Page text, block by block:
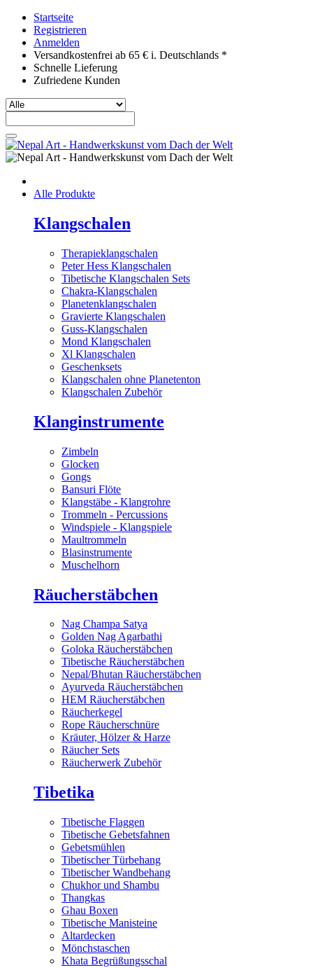
Startseite
Registrieren
Anmelden
Versandkostenfrei ab 65 € i. Deutschlands *
Schnelle Lieferung
Zufriedene Kunden
Alle Produkte
Klangschalen
Therapieklangschalen
Peter Hess Klangschalen
Tibetische Klangschalen Sets
Chakra-Klangschalen
Planetenklangschalen
Gravierte Klangschalen
Guss-Klangschalen
Mond Klangschalen
Xl Klangschalen
Geschenksets
Klangschalen ohne Planetenton
Klangschalen Zubehör
Klanginstrumente
Zimbeln
Glocken
Gongs
Bansuri Flöte
Klangstäbe - Klangrohre
Trommeln - Percussions
Windspiele - Klangspiele
Maultrommeln
Blasinstrumente
Muschelhorn
Räucherstäbchen
Nag Champa Satya
Golden Nag Agarbathi
Goloka Räucherstäbchen
Tibetische Räucherstäbchen
Nepal/Bhutan Räucherstäbchen
Ayurveda Räucherstäbchen
HEM Räucherstäbchen
Räucherkegel
Rope Räucherschnüre
Kräuter, Hölzer & Harze
Räucher Sets
Räucherwerk Zubehör
Tibetika
Tibetische Flaggen
Tibetische Gebetsfahnen
Gebetsmühlen
Tibetischer Türbehang
Tibetischer Wandbehang
Chukhor und Shambu
Thangkas
Ghau Boxen
Tibetische Manisteine
Altardecken
Mönchstaschen
Khata Begrüßungsschal